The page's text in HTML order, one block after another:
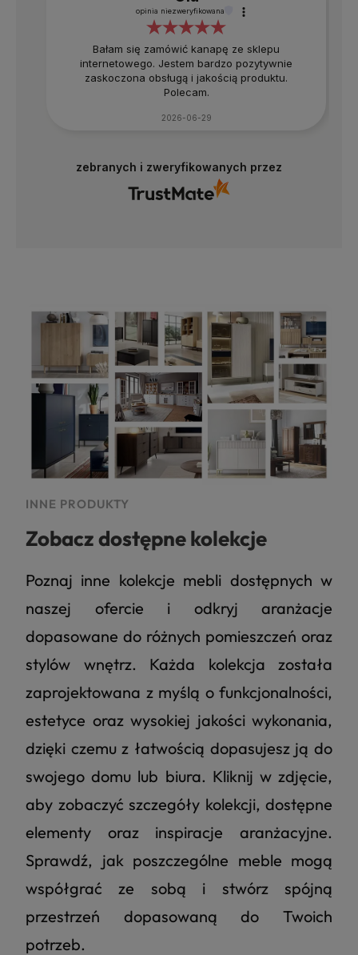
opinia niezweryfikowana
Bałam się zamówić kanapę ze sklepu
internetowego. Jestem bardzo pozytywnie
zaskoczona obsługą i jakością produktu.
Polecam.
2026-06-29
zebranych i zweryfikowanych przez
INNE PRODUKTY
Zobacz dostępne kolekcje
Poznaj inne kolekcje mebli dostępnych w
naszej ofercie i odkryj aranżacje
dopasowane do różnych pomieszczeń oraz
stylów wnętrz. Każda kolekcja została
zaprojektowana z myślą o funkcjonalności,
estetyce oraz wysokiej jakości wykonania,
dzięki czemu z łatwością dopasujesz ją do
swojego domu lub biura. Kliknij w zdjęcie,
aby zobaczyć szczegóły kolekcji, dostępne
elementy oraz inspiracje aranżacyjne.
Sprawdź, jak poszczególne meble mogą
współgrać ze sobą i stwórz spójną
przestrzeń dopasowaną do Twoich
potrzeb.